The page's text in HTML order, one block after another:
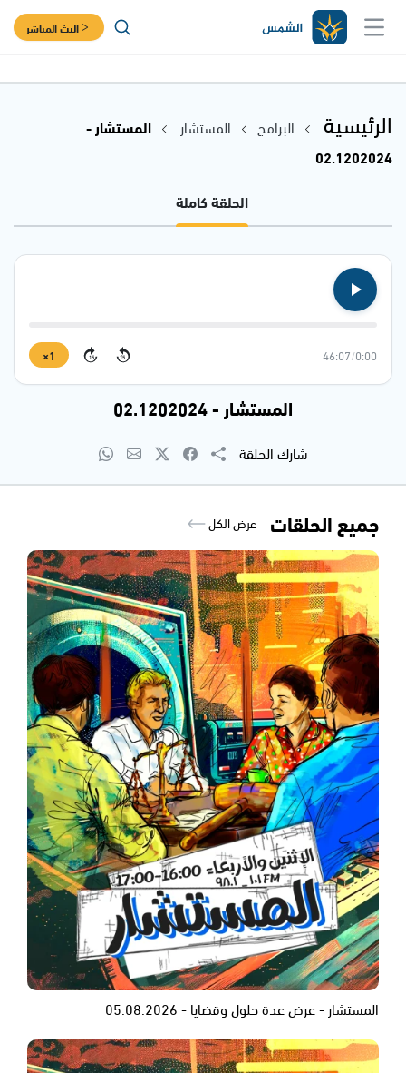
البث المباشر
الرئيسية البرامج المستشار
المستشار -
02.1202024
الحلقة كاملة
0:00
/
46:07
15
15
1×
المستشار - 02.1202024
شارك الحلقة
جميع الحلقات عرض الكل
المستشار - عرض عدة حلول وقضايا - 05.08.2026